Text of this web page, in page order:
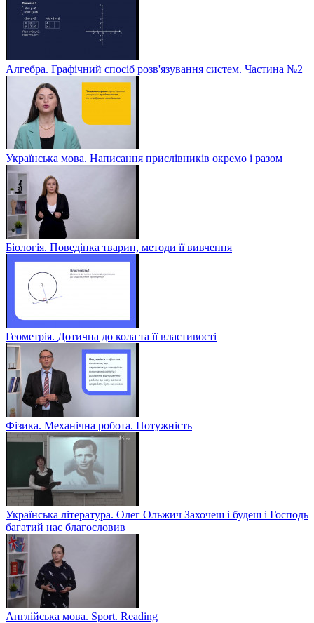
Алгебра. Графічний спосіб розв'язування систем. Частина №2
Українська мова. Написання прислівників окремо і разом
Біологія. Поведінка тварин, методи її вивчення
Геометрія. Дотична до кола та її властивості
Фізика. Механічна робота. Потужність
Українська література. Олег Ольжич Захочеш і будеш і Господь
багатий нас благословив
Англійська мова. Sport. Reading